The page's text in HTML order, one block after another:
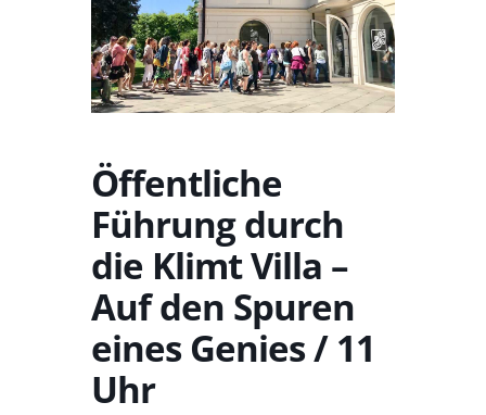
Öffentliche
Führung durch
die Klimt Villa –
Auf den Spuren
eines Genies / 11
Uhr